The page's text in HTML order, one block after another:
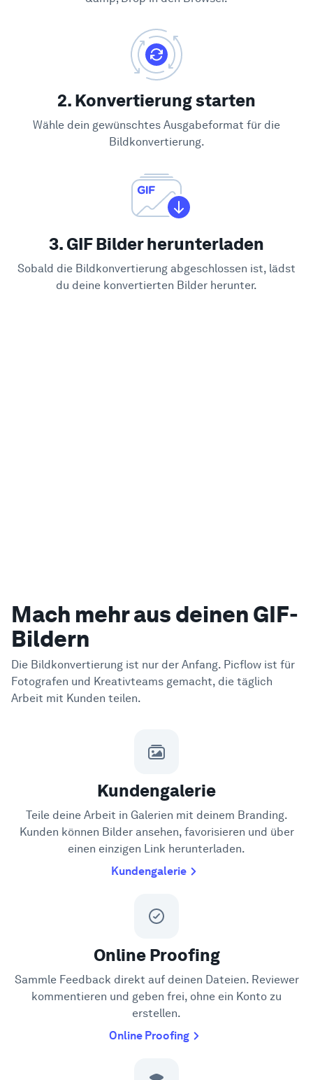
2. Konvertierung starten
Wähle dein gewünschtes Ausgabeformat für die
Bildkonvertierung.
3. GIF Bilder herunterladen
Sobald die Bildkonvertierung abgeschlossen ist, lädst
du deine konvertierten Bilder herunter.
Mach mehr aus deinen GIF-
Bildern
Die Bildkonvertierung ist nur der Anfang. Picflow ist für
Fotografen und Kreativteams gemacht, die täglich
Arbeit mit Kunden teilen.
Kundengalerie
Teile deine Arbeit in Galerien mit deinem Branding.
Kunden können Bilder ansehen, favorisieren und über
einen einzigen Link herunterladen.
Kundengalerie
Online Proofing
Sammle Feedback direkt auf deinen Dateien. Reviewer
kommentieren und geben frei, ohne ein Konto zu
erstellen.
Online Proofing